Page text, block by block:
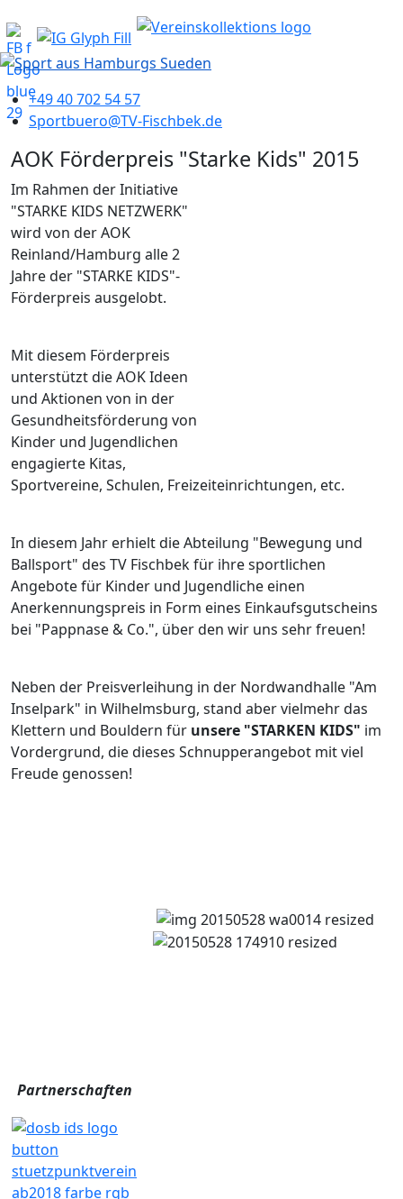
+49 40 702 54 57
Sportbuero@TV-Fischbek.de
AOK Förderpreis "Starke Kids" 2015
Im Rahmen der Initiative
"STARKE KIDS NETZWERK"
wird von der AOK
Reinland/Hamburg alle 2
Jahre der "STARKE KIDS"-
Förderpreis ausgelobt.
Mit diesem Förderpreis
unterstützt die AOK Ideen
und Aktionen von in der
Gesundheitsförderung von
Kinder und Jugendlichen
engagierte Kitas,
Sportvereine, Schulen, Freizeiteinrichtungen, etc.
In diesem Jahr erhielt die Abteilung "Bewegung und
Ballsport" des TV Fischbek für ihre sportlichen
Angebote für Kinder und Jugendliche einen
Anerkennungspreis in Form eines Einkaufsgutscheins
bei "Pappnase & Co.", über den wir uns sehr freuen!
Neben der Preisverleihung in der Nordwandhalle "Am
Inselpark" in Wilhelmsburg, stand aber vielmehr das
Klettern und Bouldern für unsere "STARKEN KIDS" im
Vordergrund, die dieses Schnupperangebot mit viel
Freude genossen!
Partnerschaften